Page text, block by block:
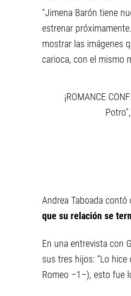
“Jimena Barón tiene
estrenar próximamente.
mostrar las imágenes
carioca, con el mismo
¡ROMANCE
Andrea Taboada contó
que su relación se
En una entrevista con
sus tres hijos: “Lo
Romeo –1–), esto fue